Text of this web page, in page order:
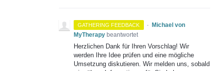
GATHERING FEEDBACK · Michael von
MyTherapy beantwortet
Herzlichen Dank für Ihren Vorschlag! Wir
werden Ihre Idee prüfen und eine mögliche
Umsetzung diskutieren. Wir melden uns, sobald